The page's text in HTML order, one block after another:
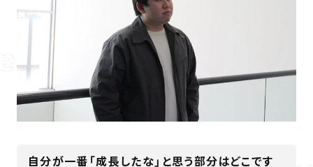
自分が一番「成長したな」と思う部分はどこです